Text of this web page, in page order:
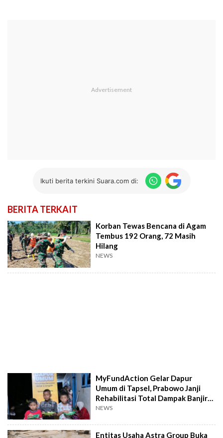
Ikuti berita terkini Suara.com di:
BERITA TERKAIT
Korban Tewas Bencana di Agam
Tembus 192 Orang, 72 Masih
Hilang
NEWS
MyFundAction Gelar Dapur
Umum di Tapsel, Prabowo Janji
Rehabilitasi Total Dampak Banjir
Sumut
NEWS
Entitas Usaha Astra Group Buka